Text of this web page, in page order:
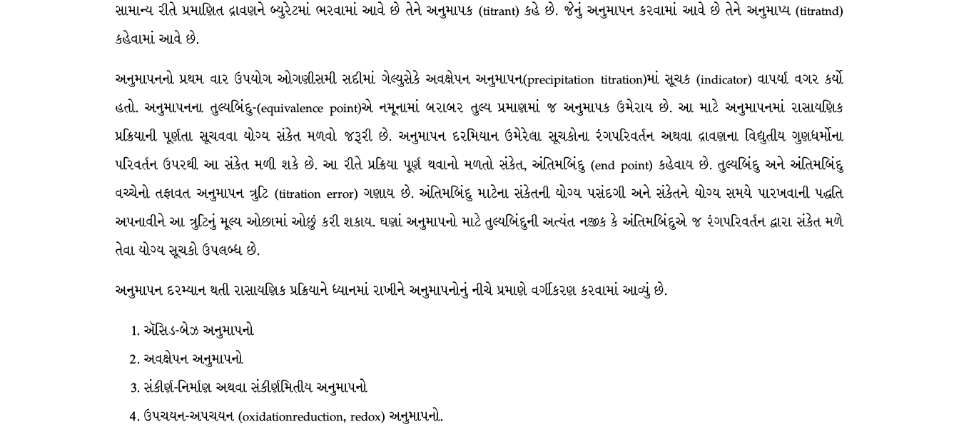
સામાન્ય રીતે પ્રમાણિત દ્રાવણને બ્યુરેટમાં ભરવામાં આવે છે તેને અનુમાપક (titrant) કહે છે. જેનું અનુમાપન કરવામાં આવે છે તેને અનુમાપ્ય (titratnd)
કહેવામાં આવે છે.
અનુમાપનનો પ્રથમ વાર ઉપયોગ ઓગણીસમી સદીમાં ગેલ્યુસેકે અવક્ષેપન અનુમાપન(precipitation titration)માં સૂચક (indicator) વાપર્યા વગર કર્યો
હતો. અનુમાપનના તુલ્યબિંદુ-(equivalence point)એ નમૂનામાં બરાબર તુલ્ય પ્રમાણમાં જ અનુમાપક ઉમેરાય છે. આ માટે અનુમાપનમાં રાસાયણિક
પ્રક્રિયાની પૂર્ણતા સૂચવવા યોગ્ય સંકેત મળવો જરૂરી છે. અનુમાપન દરમિયાન ઉમેરેલા સૂચકોના રંગપરિવર્તન અથવા દ્રાવણના વિદ્યુતીય ગુણધર્મોના
પરિવર્તન ઉપરથી આ સંકેત મળી શકે છે. આ રીતે પ્રક્રિયા પૂર્ણ થવાનો મળતો સંકેત, અંતિમબિંદુ (end point) કહેવાય છે. તુલ્યબિંદુ અને અંતિમબિંદુ
વચ્ચેનો તફાવત અનુમાપન ત્રુટિ (titration error) ગણાય છે. અંતિમબિંદુ માટેના સંકેતની યોગ્ય પસંદગી અને સંકેતને યોગ્ય સમયે પારખવાની પદ્ધતિ
અપનાવીને આ ત્રુટિનું મૂલ્ય ઓછામાં ઓછું કરી શકાય. ઘણાં અનુમાપનો માટે તુલ્યબિંદુની અત્યંત નજીક કે અંતિમબિંદુએ જ રંગપરિવર્તન દ્વારા સંકેત મળે
તેવા યોગ્ય સૂચકો ઉપલબ્ધ છે.
અનુમાપન દરમ્યાન થતી રાસાયણિક પ્રક્રિયાને ધ્યાનમાં રાખીને અનુમાપનોનું નીચે પ્રમાણે વર્ગીકરણ કરવામાં આવ્યું છે.
ઍસિડ-બેઝ અનુમાપનો
અવક્ષેપન અનુમાપનો
સંકીર્ણ-નિર્માણ અથવા સંકીર્ણમિતીય અનુમાપનો
ઉપચયન-અપચયન (oxidationreduction, redox) અનુમાપનો.